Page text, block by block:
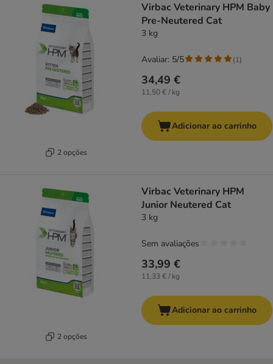
2 opções
Virbac Veterinary HPM Baby
Pre-Neutered Cat
3 kg
34,49 €
11,50 € / kg
Avaliar: 5/5 (1)
Adicionar ao carrinho
2 opções
Virbac Veterinary HPM
Junior Neutered Cat
3 kg
33,99 €
11,33 € / kg
Sem avaliações
Adicionar ao carrinho